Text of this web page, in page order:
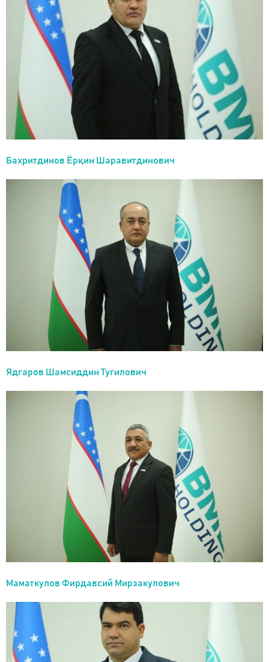
Бахритдинов Ёрқин Шаравитдинович
Ядгаров Шамсиддин Тугилович
Маматкулов Фирдавсий Мирзакулович